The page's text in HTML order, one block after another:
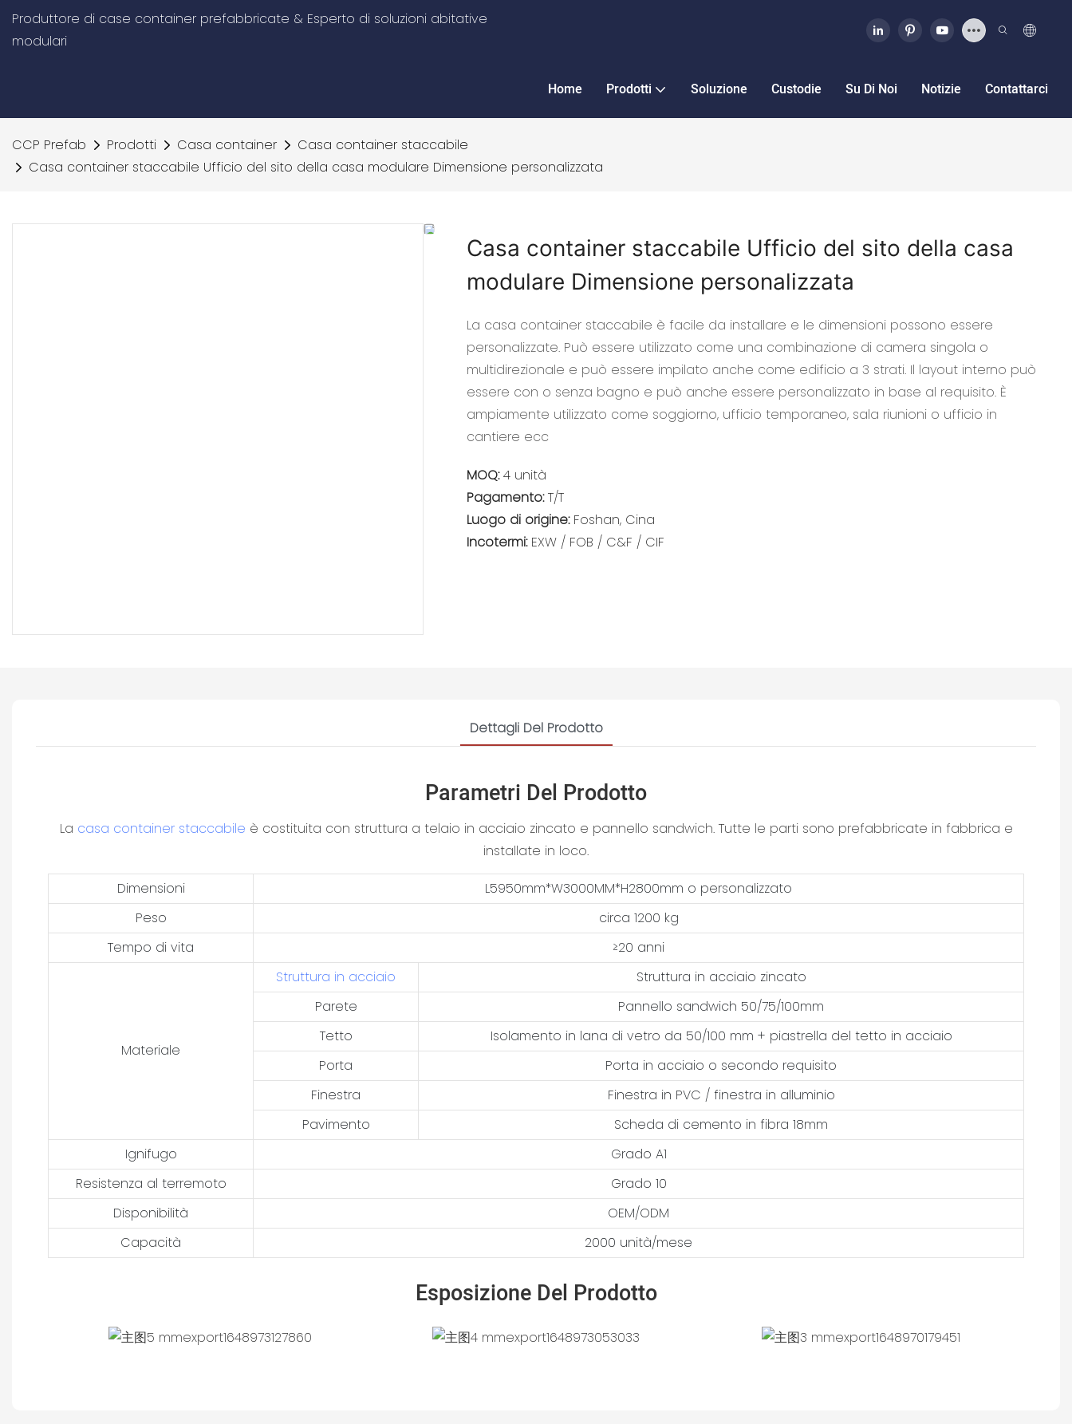
Produttore di case container prefabbricate & Esperto di soluzioni abitative
modulari
Home Prodotti Soluzione Custodie Su Di Noi Notizie Contattarci
CCP Prefab Prodotti Casa container
Casa container staccabile
Casa container staccabile Ufficio del sito della casa modulare Dimensione personalizzata
Casa container staccabile Ufficio del sito della casa
modulare Dimensione personalizzata
La casa container staccabile è facile da installare e le dimensioni possono essere
personalizzate. Può essere utilizzato come una combinazione di camera singola o
multidirezionale e può essere impilato anche come edificio a 3 strati. Il layout interno può
essere con o senza bagno e può anche essere personalizzato in base al requisito. È
ampiamente utilizzato come soggiorno, ufficio temporaneo, sala riunioni o ufficio in
cantiere ecc
MOQ:4 unità
Pagamento:T/T
Luogo di origine: Foshan, Cina
Incotermi: EXW / FOB / C&F / CIF
Dettagli Del Prodotto
Parametri Del Prodotto
La casa container staccabile è costituita con struttura a telaio in acciaio zincato e pannello sandwich. Tutte le parti sono prefabbricate in fabbrica e
installate in loco.
Dimensioni
L5950mm*W3000MM*H2800mm o personalizzato
Peso
circa 1200 kg
Tempo di vita
≥20 anni
Materiale
Struttura in acciaio
Struttura in acciaio zincato
Parete
Pannello sandwich 50/75/100mm
Tetto
Isolamento in lana di vetro da 50/100 mm + piastrella del tetto in acciaio
Porta
Porta in acciaio o secondo requisito
Finestra
Finestra in PVC / finestra in alluminio
Pavimento
Scheda di cemento in fibra 18mm
Ignifugo
Grado A1
Resistenza al terremoto
Grado 10
Disponibilità
OEM/ODM
Capacità
2000 unità/mese
Esposizione Del Prodotto